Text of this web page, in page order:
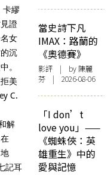
卡繆
證
女
沉
。
美
C.
解
記耳
當史詩下凡
IMAX：路蘭的
《奧德賽》
影評 | by 陳麗
芬 | 2026-08-06
「I don’t
love you」——
《蜘蛛俠：英
雄重生》中的
愛與記憶